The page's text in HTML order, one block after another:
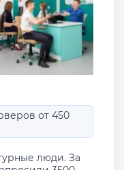
от 450
люди. За